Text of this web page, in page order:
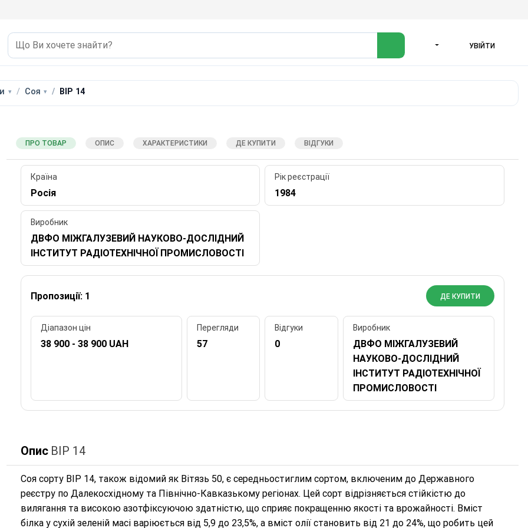
УВІЙТИ
Соя ВІР 14
ПРО ТОВАР ОПИС ХАРАКТЕРИСТИКИ ДЕ КУПИТИ ВІДГУКИ
Країна
Росія
Рік реєстрації
1984
Виробник
ДВФО МІЖГАЛУЗЕВИЙ НАУКОВО-ДОСЛІДНИЙ
ІНСТИТУТ РАДІОТЕХНІЧНОЇ ПРОМИСЛОВОСТІ
Пропозиції: 1 ДЕ КУПИТИ
Діапазон цін
38 900 - 38 900 UAH
Перегляди
57
Відгуки
0
Виробник
ДВФО МІЖГАЛУЗЕВИЙ
НАУКОВО-ДОСЛІДНИЙ
ІНСТИТУТ РАДІОТЕХНІЧНОЇ
ПРОМИСЛОВОСТІ
Опис ВІР 14
Соя сорту ВІР 14, також відомий як Вітязь 50, є середньостиглим сортом, включеним до Державного
реєстру по Далекосхідному та Північно-Кавказькому регіонах. Цей сорт відрізняється стійкістю до
вилягання та високою азотфіксуючою здатністю, що сприяє покращенню якості та врожайності. Вміст
білка у сухій зеленій масі варіюється від 5,9 до 23,5%, а вміст олії становить від 21 до 24%, що робить цей